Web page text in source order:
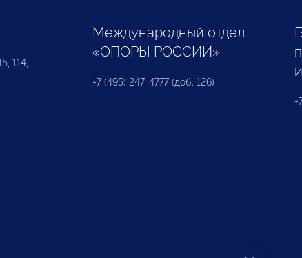
114,
Международный отдел
«ОПОРЫ РОССИИ»
+7 (495) 247-4777 (доб. 126)